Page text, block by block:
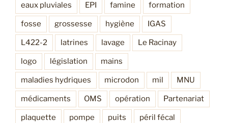
eaux pluviales EPI famine formation
fosse grossesse hygiène IGAS
L422-2 latrines lavage Le Racinay
logo législation mains
maladies hydriques microdon mil MNU
médicaments OMS opération Partenariat
plaquette pompe puits péril fécal